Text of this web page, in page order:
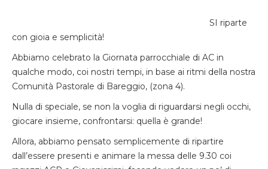
SI riparte
con gioia e semplicità!
Abbiamo celebrato la Giornata parrocchiale di AC in
qualche modo, coi nostri tempi, in base ai ritmi della nostra
Comunità Pastorale di Bareggio, (zona 4).
Nulla di speciale, se non la voglia di riguardarsi negli occhi,
giocare insieme, confrontarsi: quella è grande!
Allora, abbiamo pensato semplicemente di ripartire
dall’essere presenti e animare la messa delle 9.30 coi